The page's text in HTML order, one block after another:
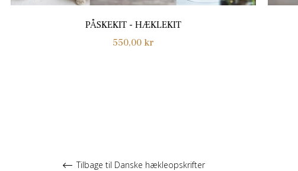
PÅSKEKIT - HÆKLEKIT
Normalpris
550,00 kr
Tilbage til Danske hækleopskrifter